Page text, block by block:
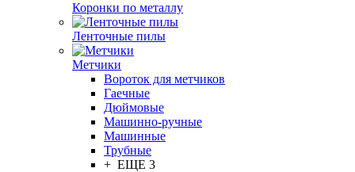
Коронки по металлу
Ленточные пилы
Метчики
Вороток для метчиков
Гаечные
Дюймовые
Машинно-ручные
Машинные
Трубные
+ ЕЩЕ 3